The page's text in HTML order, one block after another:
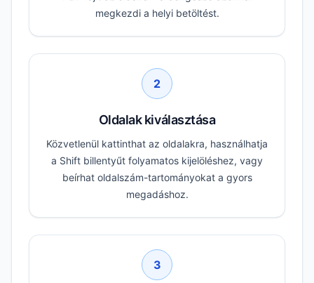
megkezdi a helyi betöltést.
2
Oldalak kiválasztása
Közvetlenül kattinthat az oldalakra, használhatja
a Shift billentyűt folyamatos kijelöléshez, vagy
beírhat oldalszám-tartományokat a gyors
megadáshoz.
3